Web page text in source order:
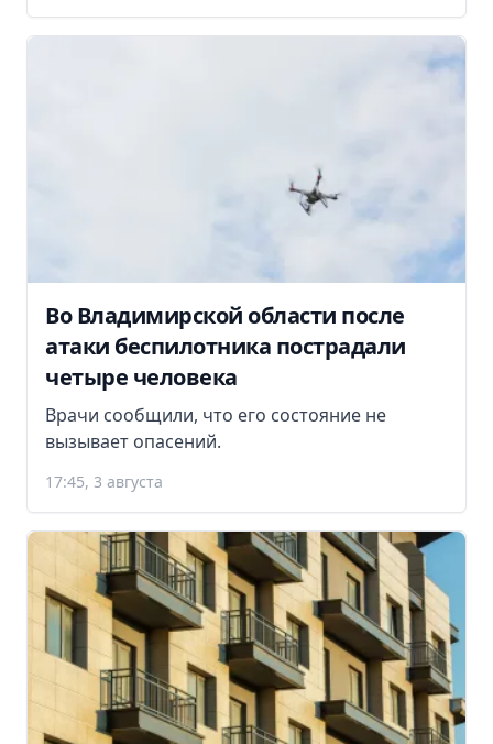
Во Владимирской области после
атаки беспилотника пострадали
четыре человека
Врачи сообщили, что его состояние не
вызывает опасений.
17:45, 3 августа